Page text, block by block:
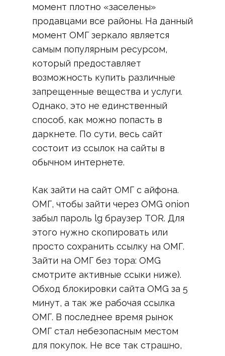
момент плотно «заселены»
продавцами все районы. На данный
момент ОМГ зеркало является
самым популярным ресурсом,
который предоставляет
возможность купить различные
запрещенные вещества и услуги.
Однако, это не единственный
способ, как можно попасть в
даркнете. По сути, весь сайт
состоит из ссылок на сайты в
обычном интернете.
Как зайти на сайт ОМГ с айфона.
ОМГ, чтобы зайти через OMG onion
забыл пароль lg браузер TOR. Для
этого нужно скопировать или
просто сохранить ссылку на ОМГ.
Зайти на ОМГ без тора: OMG
смотрите активные ссыки ниже).
Обход блокировки сайта OMG за 5
минут, а так же рабочая ссылка
ОМГ. В последнее время рынок
ОМГ стал небезопасным местом
для покупок. Не все так страшно,